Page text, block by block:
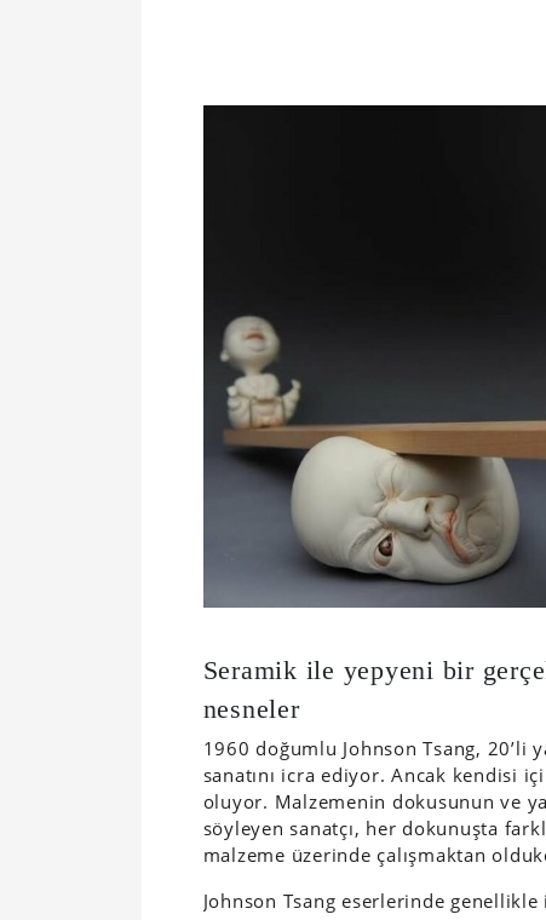
Seramik ile yepyeni bir
nesneler
1960 doğumlu Johnson Tsang, 20’li
sanatını icra ediyor. Ancak kendisi
oluyor. Malzemenin dokusunun ve
söyleyen sanatçı, her dokunuşta
malzeme üzerinde çalışmaktan
Johnson Tsang eserlerinde